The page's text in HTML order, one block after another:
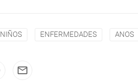
NIÑOS ENFERMEDADES ANOS